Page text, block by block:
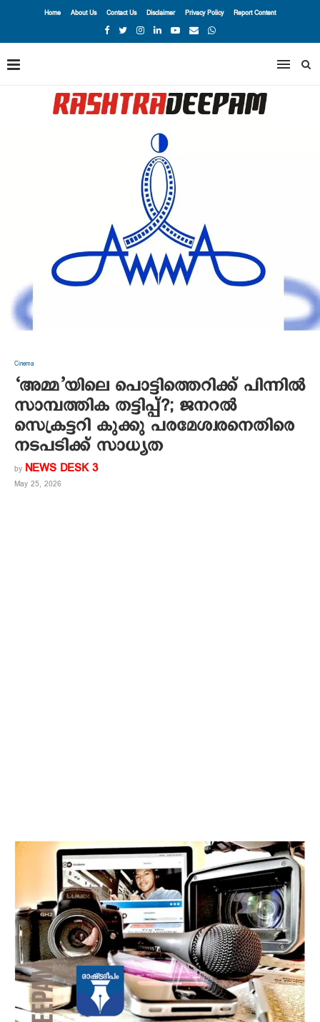
Home About Us Contact Us Disclaimer Privacy Policy Report Content
Cinema
‘അമ്മ’യിലെ പൊട്ടിത്തെറിക്ക് പിന്നിൽ
സാമ്പത്തിക തട്ടിപ്പ്?; ജനറൽ
സെക്രട്ടറി കുക്കു പരമേശ്വരനെതിരെ
നടപടിക്ക് സാധ്യത
by NEWS DESK 3
May 25, 2026